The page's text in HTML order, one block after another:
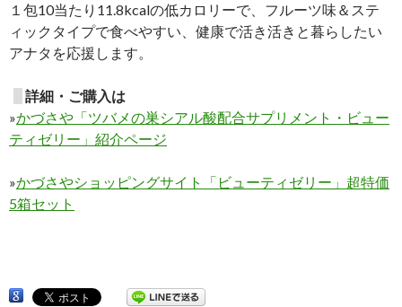
１包10当たり11.8kcalの低カロリーで、フルーツ味＆ステ
ィックタイプで食べやすい、健康で活き活きと暮らしたい
アナタを応援します。
詳細・ご購入は
»かづさや「ツバメの巣シアル酸配合サプリメント・ビュー
ティゼリー」紹介ページ
»かづさやショッピングサイト「ビューティゼリー」超特価
5箱セット